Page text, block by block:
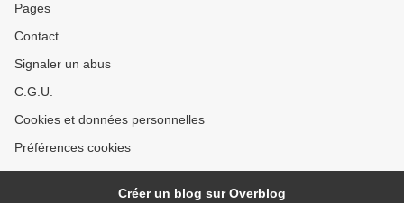
Pages
Contact
Signaler un abus
C.G.U.
Cookies et données personnelles
Préférences cookies
Créer un blog sur Overblog